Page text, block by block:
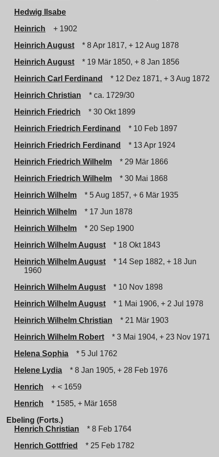
Hedwig Ilsabe
Heinrich
+ 1902
Heinrich August
* 8 Apr 1817, + 12 Aug 1878
Heinrich August
* 19 Mär 1850, + 8 Jan 1856
Heinrich Carl Ferdinand
* 12 Dez 1871, + 3 Aug 1872
Heinrich Christian
* ca. 1729/30
Heinrich Friedrich
* 30 Okt 1899
Heinrich Friedrich Ferdinand
* 10 Feb 1897
Heinrich Friedrich Ferdinand
* 13 Apr 1924
Heinrich Friedrich Wilhelm
* 29 Mär 1866
Heinrich Friedrich Wilhelm
* 30 Mai 1868
Heinrich Wilhelm
* 5 Aug 1857, + 6 Mär 1935
Heinrich Wilhelm
* 17 Jun 1878
Heinrich Wilhelm
* 20 Sep 1900
Heinrich Wilhelm August
* 18 Okt 1843
Heinrich Wilhelm August
* 14 Sep 1882, + 18 Jun
1960
Heinrich Wilhelm August
* 10 Nov 1898
Heinrich Wilhelm August
* 1 Mai 1906, + 2 Jul 1978
Heinrich Wilhelm Christian
* 21 Mär 1903
Heinrich Wilhelm Robert
* 3 Mai 1904, + 23 Nov 1971
Helena Sophia
* 5 Jul 1762
Helene Lydia
* 8 Jan 1905, + 28 Feb 1976
Henrich
+ < 1659
Henrich
* 1585, + Mär 1658
Ebeling (Forts.)
Henrich Christian
* 8 Feb 1764
Henrich Gottfried
* 25 Feb 1782